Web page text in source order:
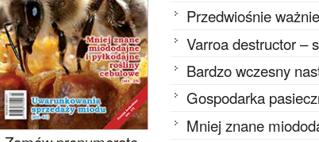
Przedwiośnie
Varroa destructor –
Bardzo wczesny
Gospodarka
Mniej znane